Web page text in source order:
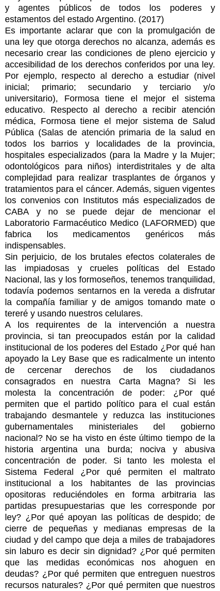
y agentes públicos de todos los poderes y
estamentos del estado Argentino. (2017)
Es importante aclarar que con la promulgación de
una ley que otorga derechos no alcanza, además es
necesario crear las condiciones de pleno ejercicio y
accesibilidad de los derechos conferidos por una ley.
Por ejemplo, respecto al derecho a estudiar (nivel
inicial; primario; secundario y terciario y/o
universitario), Formosa tiene el mejor el sistema
educativo. Respecto al derecho a recibir atención
médica, Formosa tiene el mejor sistema de Salud
Pública (Salas de atención primaria de la salud en
todos los barrios y localidades de la provincia,
hospitales especializados (para la Madre y la Mujer;
odontológicos para niños) interdistritales y de alta
complejidad para realizar trasplantes de órganos y
tratamientos para el cáncer. Además, siguen vigentes
los convenios con Institutos más especializados de
CABA y no se puede dejar de mencionar el
Laboratorio Farmacéutico Medico (LAFORMED) que
fabrica los medicamentos genéricos más
indispensables.
Sin perjuicio, de los brutales efectos colaterales de
las impiadosas y crueles políticas del Estado
Nacional, las y los formoseños, tenemos tranquilidad,
todavía podemos sentarnos en la vereda a disfrutar
la compañía familiar y de amigos tomando mate o
tereré y usando nuestros celulares.
A los requirentes de la intervención a nuestra
provincia, si tan preocupados están por la calidad
institucional de los poderes del Estado ¿Por qué han
apoyado la Ley Base que es radicalmente un intento
de cercenar derechos de los ciudadanos
consagrados en nuestra Carta Magna? Si les
molesta la concentración de poder: ¿Por qué
permiten que el partido político para el cual están
trabajando desmantele y reduzca las instituciones
gubernamentales ministeriales del gobierno
nacional? No se ha visto en éste último tiempo de la
historia argentina una burda; nociva y abusiva
concentración de poder. Si tanto les molesta el
Sistema Federal ¿Por qué permiten el maltrato
institucional a los habitantes de las provincias
opositoras reduciéndoles en forma arbitraria las
partidas presupuestarias que les corresponde por
ley? ¿Por qué apoyan las políticas de despido; de
cierre de pequeñas y medianas empresas de la
ciudad y del campo que deja a miles de trabajadores
sin laburo es decir sin dignidad? ¿Por qué permiten
que las medidas económicas nos ahoguen en
deudas? ¿Por qué permiten que entreguen nuestros
recursos naturales? ¿Por qué permiten que nuestros